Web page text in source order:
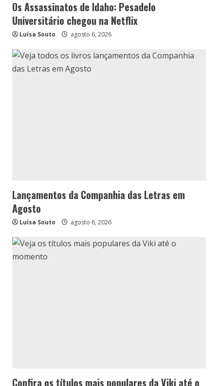
Os Assassinatos de Idaho: Pesadelo
Universitário chegou na Netflix
Luísa Souto agosto 6, 2026
Lançamentos da Companhia das Letras em
Agosto
Luísa Souto agosto 6, 2026
Confira os títulos mais populares da Viki até o